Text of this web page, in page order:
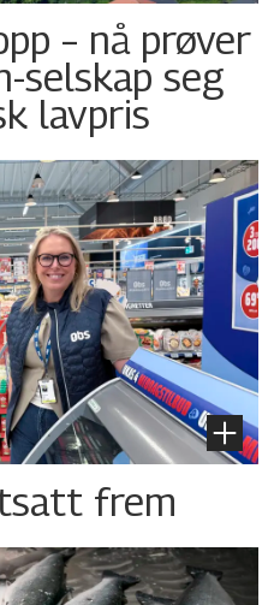
– nå prøver
selskap seg
lavpris
frem